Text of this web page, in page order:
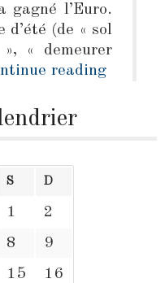
gagné l’Euro.
(de « sol
« demeurer
reading
S D
1
2
8
9
15
16